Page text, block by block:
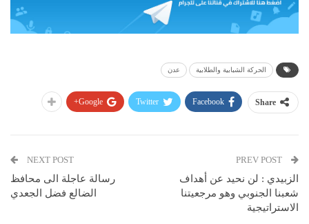
الحركة الشبابية والطلابية عدن
Share
Facebook
Twitter
Google+
الزبيدي : لن نحيد عن أهداف
شعبنا الجنوبي وهو مرجعيتنا
الاستراتيجية
NEXT POST
رسالة عاجلة الى محافظ
الضالع فضل الجعدي